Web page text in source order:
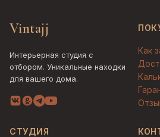
Vintajj
Интерьерная студия с
отбором. Уникальные находки
для вашего дома.
Как
СТУДИЯ